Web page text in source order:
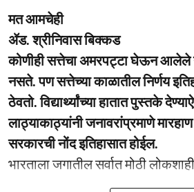
मत आमचेही
ॲड. श्रीनिवास बिक्कड
कोणीही सत्तेचा अमरपट्टा घेऊन आलेले
नसते. पण सत्तेच्या काळातील निर्णय
ठेवतो. विद्यार्थ्यांच्या हातात पुस्तके
लाठ्याकाठ्यांनी जनावरांप्रमाणे
सरकारची नोंद इतिहासात होईल.
भारताला जगातील सर्वात मोठी लोकशाही